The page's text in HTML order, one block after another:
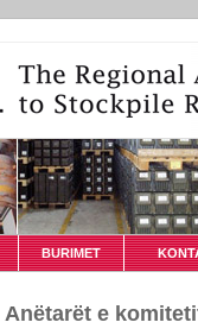
BURIMET
Anëtarët e